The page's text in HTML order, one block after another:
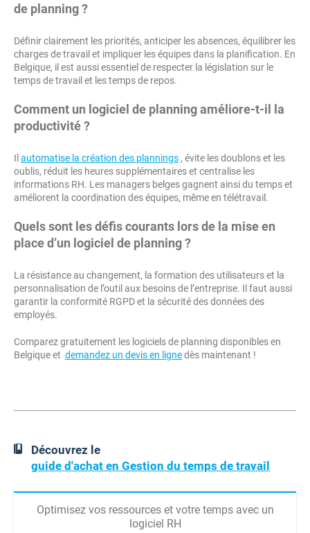
de planning ?
Définir clairement les priorités, anticiper les absences, équilibrer les
charges de travail et impliquer les équipes dans la planification. En
Belgique, il est aussi essentiel de respecter la législation sur le
temps de travail et les temps de repos.
Comment un logiciel de planning améliore-t-il la
productivité ?
Il automatise la création des plannings , évite les doublons et les
oublis, réduit les heures supplémentaires et centralise les
informations RH. Les managers belges gagnent ainsi du temps et
améliorent la coordination des équipes, même en télétravail.
Quels sont les défis courants lors de la mise en
place d’un logiciel de planning ?
La résistance au changement, la formation des utilisateurs et la
personnalisation de l’outil aux besoins de l’entreprise. Il faut aussi
garantir la conformité RGPD et la sécurité des données des
employés.
Comparez gratuitement les logiciels de planning disponibles en
Belgique et demandez un devis en lignedès maintenant !
Découvrez le
guide d'achat en Gestion du temps de travail
Optimisez vos ressources et votre temps avec un
logiciel RH